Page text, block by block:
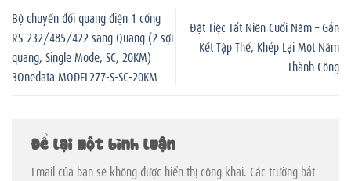
Bộ chuyển đổi quang điện 1 cổng
RS-232/485/422 sang Quang (2 sợi
quang, Single Mode, SC, 20KM)
3Onedata MODEL277-S-SC-20KM
Đặt Tiệc Tất Niên Cuối Năm – Gắn
Kết Tập Thể, Khép Lại Một Năm
Thành Công
Để lại một bình luận
Email của bạn sẽ không được hiển thị công khai. Các trường bắt